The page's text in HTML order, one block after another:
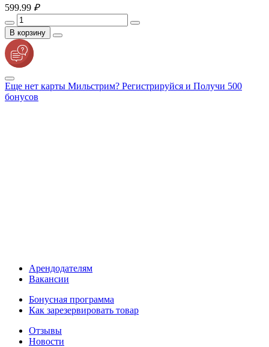
599.99 ₽
В корзину
Еще нет карты Мильстрим? Регистрируйся и Получи 500
бонусов
Арендодателям
Вакансии
Бонусная программа
Как зарезервировать товар
Отзывы
Новости